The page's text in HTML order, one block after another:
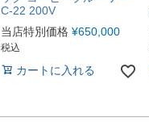
C-22 200V
当店特別価格 ¥650,000
税込
カートに入れる